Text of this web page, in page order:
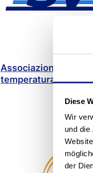
Diese
Wir
und die
der
Associazione per la
temperatura